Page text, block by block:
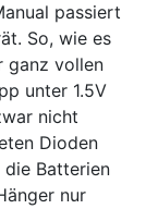
passiert
So, wie es
ganz vollen
unter 1.5V
nicht
Dioden
Batterien
nur